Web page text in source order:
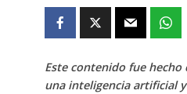
Este contenido fue hecho
una inteligencia artificial